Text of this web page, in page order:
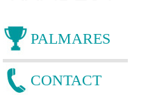
PALMARES
CONTACT